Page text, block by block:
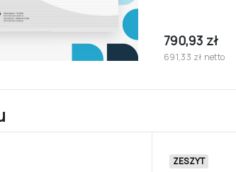
790,93 zł
691,33 zł netto
ZESZYT